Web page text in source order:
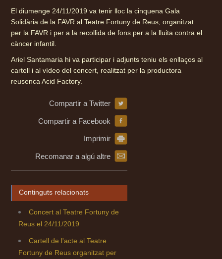
El diumenge 24/11/2019 va tenir lloc la cinquena Gala
Solidària de la FAVR al Teatre Fortuny de Reus, organitzat
per la FAVR i per a la recollida de fons per a la lluita contra el
càncer infantil.
Ariel Santamaria hi va participar i adjunts teniu els enllaços al
cartell i al vídeo del concert, realitzat per la productora
reusenca Acid Factory.
Compartir a Twitter
Compartir a Facebook
Imprimir
Recomanar a algú altre
Continguts relacionats
Concert al Teatre Fortuny de
Reus el 24/11/2019
Cartell de l'acte al Teatre
Fortuny de Reus organitzat per